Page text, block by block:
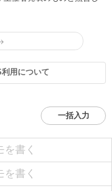
用について
一括入力
を書く
を書く